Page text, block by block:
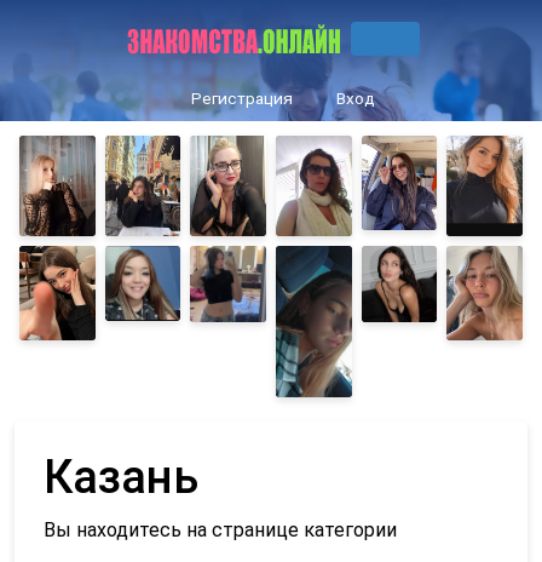
Регистрация Вход
Казань
Вы находитесь на странице категории